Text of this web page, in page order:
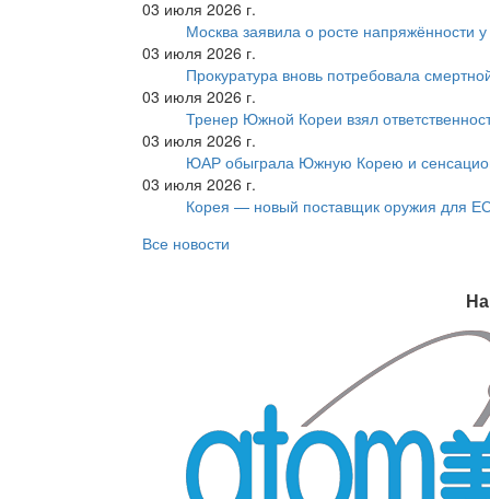
03 июля 2026 г.
Москва заявила о росте
03 июля 2026 г.
Прокуратура вновь потребовала
03 июля 2026 г.
Тренер Южной Кореи взял
03 июля 2026 г.
ЮАР обыграла Южную Корею и
03 июля 2026 г.
Корея — новый поставщик оружия для
Все новости